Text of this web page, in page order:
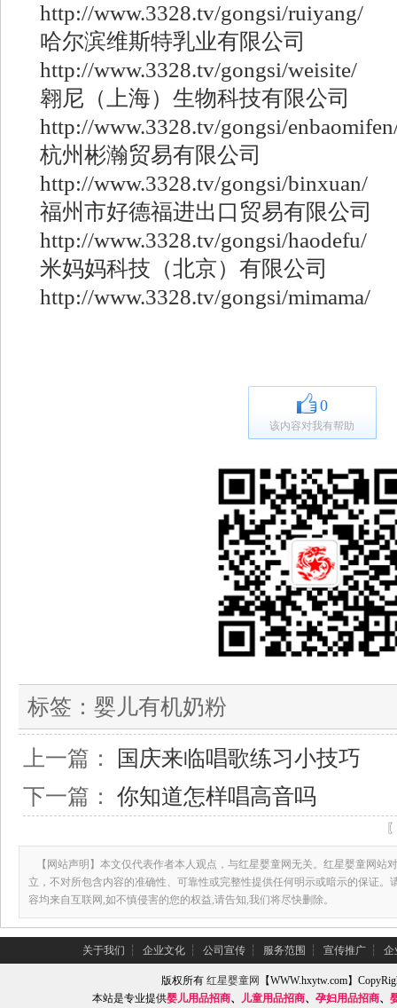
http://www.3328.tv/gongsi/ruiyang/
哈尔滨维斯特乳业有限公司
http://www.3328.tv/gongsi/weisite/
翱尼（上海）生物科技有限公司
http://www.3328.tv/gongsi/
杭州彬瀚贸易有限公司
http://www.3328.tv/gongsi/binxuan/
福州市好德福进出口贸易有限公司
http://www.3328.tv/gongsi/haodefu/
米妈妈科技（北京）有限公司
http://www.3328.tv/gongsi/mimama/
0
该内容对我有帮助
标签： 婴儿有机奶粉
上一篇：
国庆来临唱歌练习小技巧
下一篇： 你知道怎样唱高音吗
【网站声明】本文仅代表作者本人观点，与红星婴童网无关。红星婴童网站
立，不对所包含内容的准确性、可靠性或完整性提供任何明示或暗示的保证。
容均来自互联网,如不慎侵害的您的权益,请告知,我们将尽快删除。
关于我们 ┆ 企业文化 ┆ 公司宣传 ┆ 服务范围 ┆ 宣传推广 ┆ 企
版权所有红星婴童网
【WWW.hxytw.com】
本站是专业提供婴儿用品招商、 儿童用品招商、 孕妇用品招商、